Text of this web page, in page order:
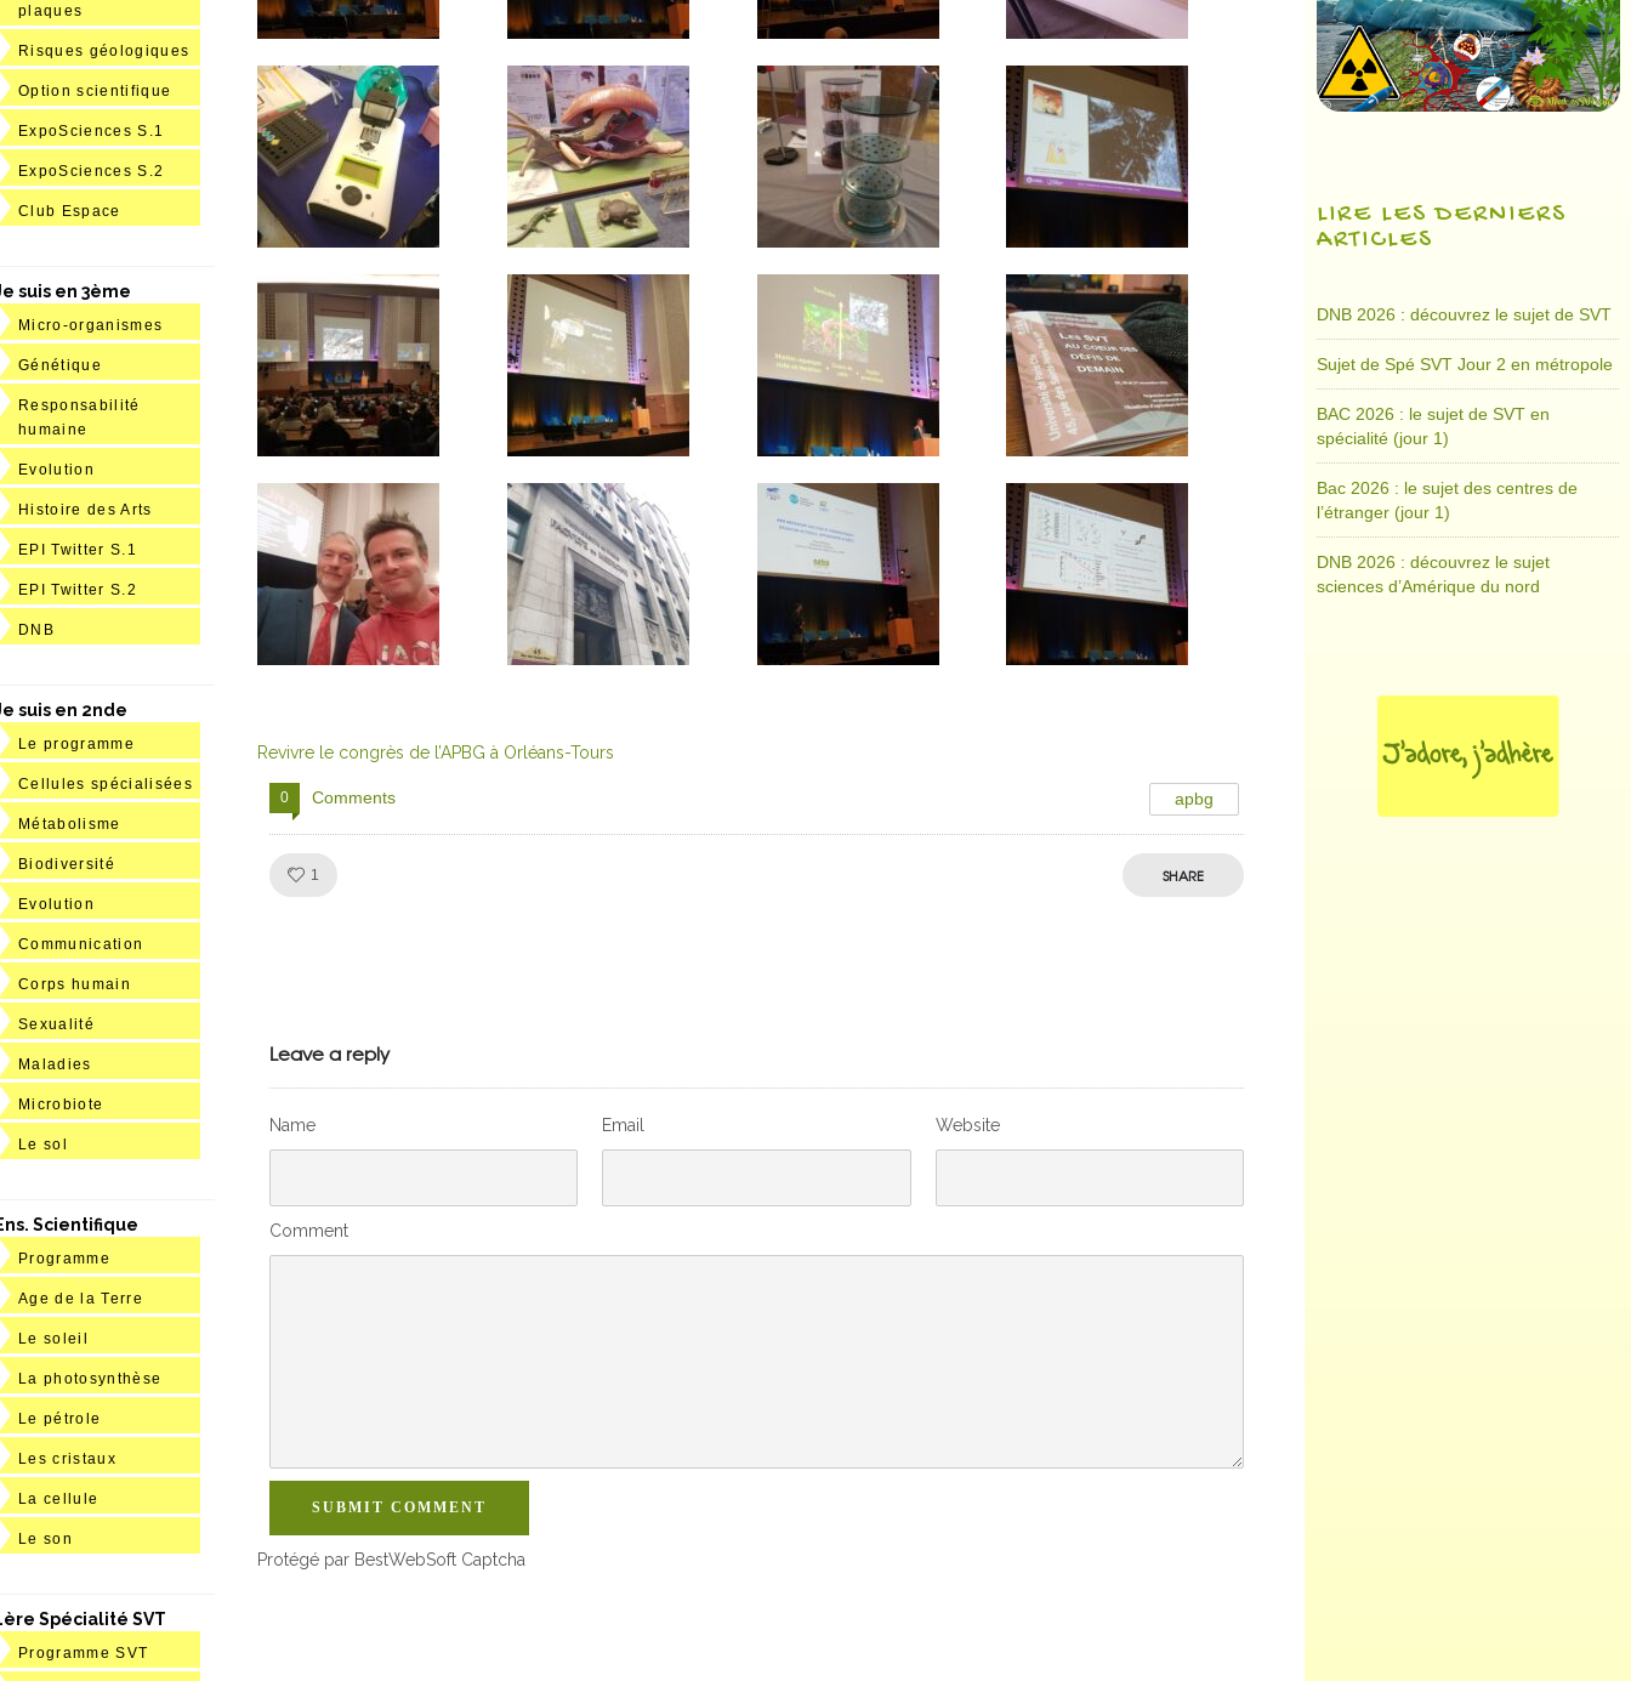
Revivre le congrès de l’APBG à Orléans-Tours
0 Comments apbg
1 SHARE
Leave a reply
Name Email Website
Comment
SUBMIT COMMENT
Protégé par BestWebSoft Captcha
plaques
Risques géologiques
Option scientifique
ExpoSciences S.1
ExpoSciences S.2
Club Espace
suis en 3ème
Micro-organismes
Génétique
Responsabilité
humaine
Evolution
Histoire des Arts
EPI Twitter S.1
EPI Twitter S.2
DNB
suis en 2nde
Le programme
Cellules spécialisées
Métabolisme
Biodiversité
Evolution
Communication
Corps humain
Sexualité
Maladies
Microbiote
Le sol
Scientifique
Programme
Age de la Terre
Le soleil
La photosynthèse
Le pétrole
Les cristaux
La cellule
Le son
Spécialité SVT
Programme SVT
LIRE LES DERNIERS
ARTICLES
DNB 2026 : découvrez le sujet de SVT
Sujet de Spé SVT Jour 2 en métropole
BAC 2026 : le sujet de SVT en
spécialité (jour 1)
Bac 2026 : le sujet des centres de
l’étranger (jour 1)
DNB 2026 : découvrez le sujet
sciences d’Amérique du nord